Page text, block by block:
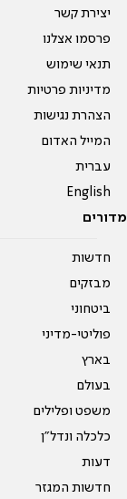
יצירת קשר
פרסמו אצלנו
תנאי שימוש
מדיניות פרטיות
הצהרת נגישות
המייל האדום
עברית
English
מדורים
חדשות
מבזקים
ביטחוני
פוליטי-מדיני
בארץ
בעולם
משפט ופלילים
כלכלה ונדל"ן
דעות
חדשות המגזר